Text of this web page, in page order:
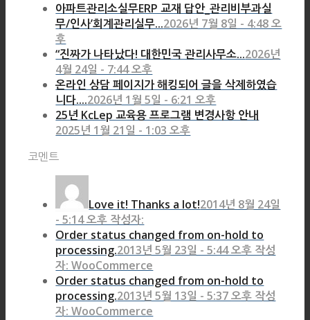
아파트관리소실무ERP 교재 답안_관리비부과실
무/인사’회계관리실무...2026년 7월 8일 - 4:48 오
후
“진짜가 나타났다! 대한민국 관리사무소...2026년
4월 24일 - 7:44 오후
온라인 상담 페이지가 해킹되어 글을 삭제하였습
니다....2026년 1월 5일 - 6:21 오후
25년 KcLep 교육용 프로그램 변경사항 안내
2025년 1월 21일 - 1:03 오후
코멘트
Love it! Thanks a lot!2014년 8월 24일
- 5:14 오후 작성자:
Order status changed from on-hold to
processing.2013년 5월 23일 - 5:44 오후 작성
자: WooCommerce
Order status changed from on-hold to
processing.2013년 5월 13일 - 5:37 오후 작성
자: WooCommerce